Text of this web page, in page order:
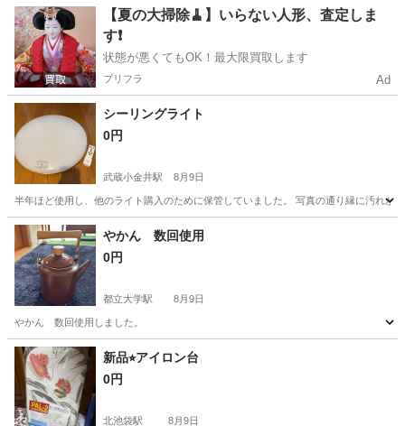
東京 品川区 大崎駅 食器 ターンテーブル
【夏の大掃除🧹】いらない人形、査定しま
す❗️
状態が悪くてもOK！最大限買取します
プリフラ Ad
シーリングライト
0円
武蔵小金井駅 8月9日
半年ほど使用し、他のライト購入のために保管していました。 写真の通り縁に汚れ
東京 小金井市 武蔵小金井駅
やかん 数回使用
0円
都立大学駅 8月9日
やかん 数回使用しました。
東京 目黒区 都立大学駅 調理器具
新品⭐︎アイロン台
0円
北池袋駅 8月9日